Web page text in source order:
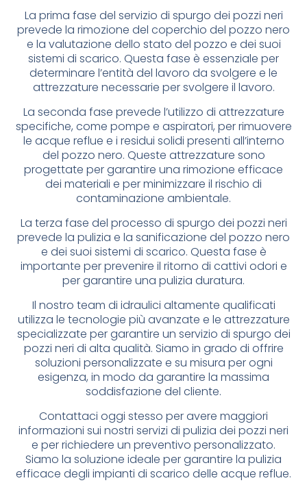
La prima fase del servizio di spurgo dei pozzi neri
prevede la rimozione del coperchio del pozzo nero
e la valutazione dello stato del pozzo e dei suoi
sistemi di scarico. Questa fase è essenziale per
determinare l’entità del lavoro da svolgere e le
attrezzature necessarie per svolgere il lavoro.
La seconda fase prevede l’utilizzo di attrezzature
specifiche, come pompe e aspiratori, per rimuovere
le acque reflue e i residui solidi presenti all’interno
del pozzo nero. Queste attrezzature sono
progettate per garantire una rimozione efficace
dei materiali e per minimizzare il rischio di
contaminazione ambientale.
La terza fase del processo di spurgo dei pozzi neri
prevede la pulizia e la sanificazione del pozzo nero
e dei suoi sistemi di scarico. Questa fase è
importante per prevenire il ritorno di cattivi odori e
per garantire una pulizia duratura.
Il nostro team di idraulici altamente qualificati
utilizza le tecnologie più avanzate e le attrezzature
specializzate per garantire un servizio di spurgo dei
pozzi neri di alta qualità. Siamo in grado di offrire
soluzioni personalizzate e su misura per ogni
esigenza, in modo da garantire la massima
soddisfazione del cliente.
Contattaci oggi stesso per avere maggiori
informazioni sui nostri servizi di pulizia dei pozzi neri
e per richiedere un preventivo personalizzato.
Siamo la soluzione ideale per garantire la pulizia
efficace degli impianti di scarico delle acque reflue.